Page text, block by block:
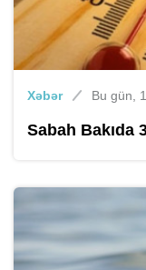
Xəbər Bu gün,
Sabah Bakıda